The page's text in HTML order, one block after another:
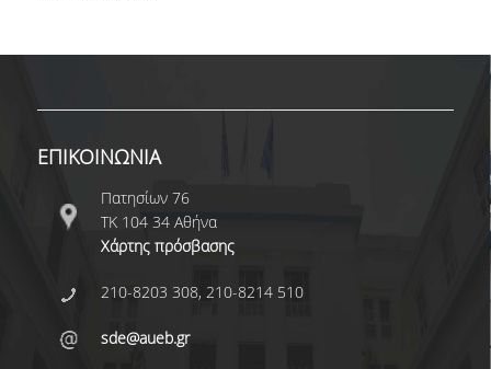
ΕΠΙΚΟΙΝΩΝΙΑ
Πατησίων 76
ΤΚ 104 34 Αθήνα
Χάρτης πρόσβασης
210-8203 308, 210-8214 510
sde@aueb.gr